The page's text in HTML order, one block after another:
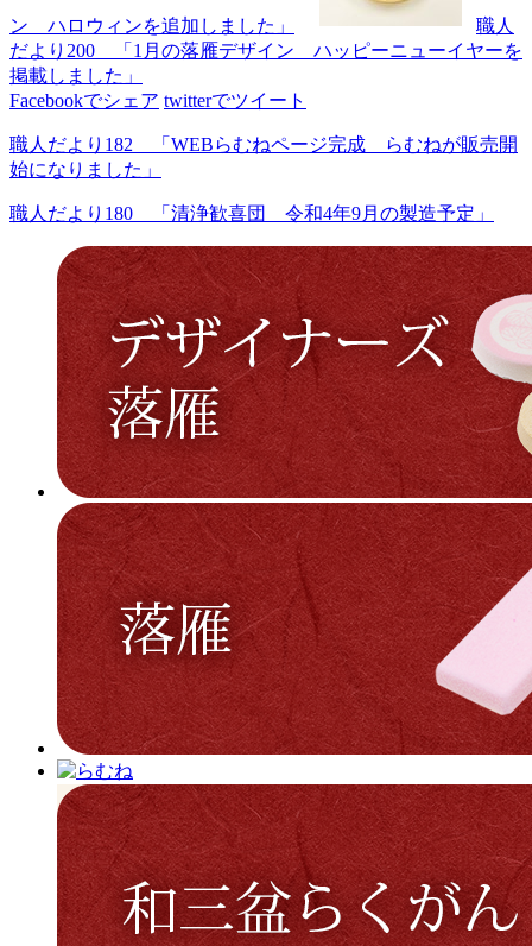
ン ハロウィンを追加しました」
職人
だより200 「1月の落雁デザイン ハッピーニューイヤーを
掲載しました」
Facebookでシェア twitterでツイート
職人だより182 「WEBらむねページ完成 らむねが販売開
始になりました」
職人だより180 「清浄歓喜団 令和4年9月の製造予定」